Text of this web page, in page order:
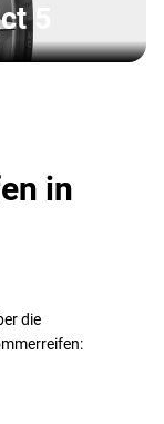
5
in
die